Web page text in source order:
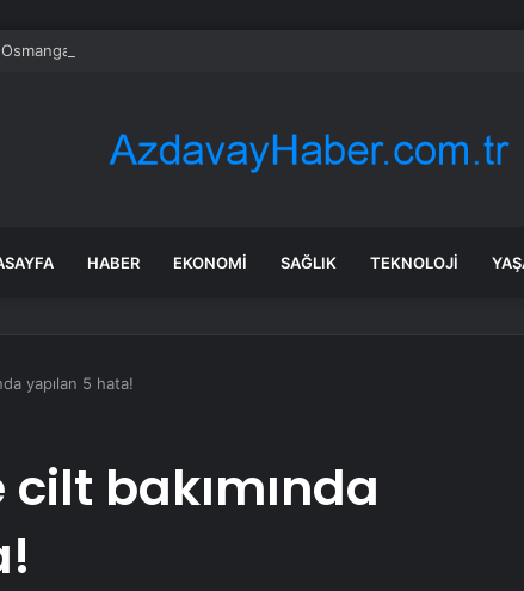
Osmangazi’de Yeşil Alanlar Titizlikle Korunuyor
HABER EKONOMI SAĞLIK TEKNOLOJI
yapılan 5 hata!
bakımında